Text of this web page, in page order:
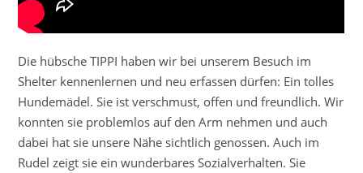
Die hübsche TIPPI haben wir bei unserem Besuch im
Shelter kennenlernen und neu erfassen dürfen: Ein tolles
Hundemädel. Sie ist verschmust, offen und freundlich. Wir
konnten sie problemlos auf den Arm nehmen und auch
dabei hat sie unsere Nähe sichtlich genossen. Auch im
Rudel zeigt sie ein wunderbares Sozialverhalten. Sie